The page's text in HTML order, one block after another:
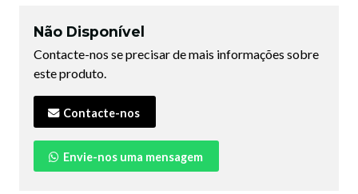
Não Disponível
Contacte-nos se precisar de mais informações sobre
este produto.
Contacte-nos
Envie-nos uma mensagem